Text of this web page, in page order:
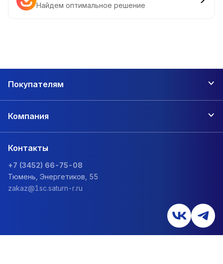
Найдем оптимальное решение
Покупателям
Компания
Контакты
+7 (3452) 66-75-08
Тюмень, Энергетиков, 55
zakaz@1sc.saturn-r.ru